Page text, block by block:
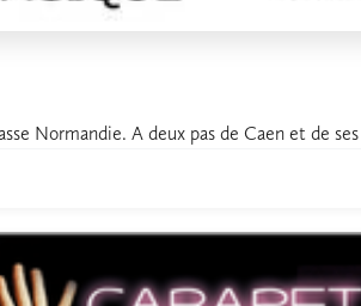
Normandie. A deux pas de Caen et de